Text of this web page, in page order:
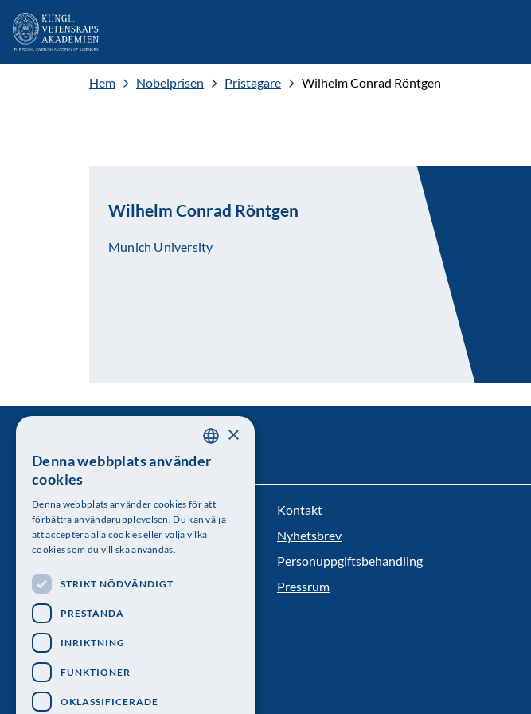
Hem Nobelprisen Pristagare Wilhelm Conrad Röntgen
Wilhelm Conrad Röntgen
Munich University
Kungl. Vetenskapsakademien
Besöksadress: Lilla Frescativägen 4A
Telefon: 08-673 95 00
Kontakt
Nyhetsbrev
Personuppgiftsbehandling
Pressrum
SWEDISH
×
Denna webbplats använder
cookies
Denna webbplats använder cookies för att
förbättra användarupplevelsen. Du kan välja
att acceptera alla cookies eller välja vilka
cookies som du vill ska användas.
STRIKT NÖDVÄNDIGT
PRESTANDA
INRIKTNING
FUNKTIONER
OKLASSIFICERADE